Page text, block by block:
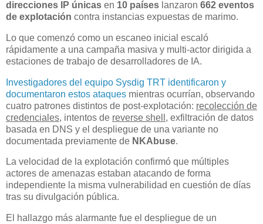
direcciones IP únicas en 10 países lanzaron 662 eventos
de explotación contra instancias expuestas de marimo.
Lo que comenzó como un escaneo inicial escaló
rápidamente a una campaña masiva y multi-actor dirigida a
estaciones de trabajo de desarrolladores de IA.
Investigadores del equipo Sysdig TRT identificaron y
documentaron estos ataques mientras ocurrían, observando
cuatro patrones distintos de post-explotación: recolección de
credenciales, intentos de reverse shell , exfiltración de datos
basada en DNS y el despliegue de una variante no
documentada previamente de NKAbuse.
La velocidad de la explotación confirmó que múltiples
actores de amenazas estaban atacando de forma
independiente la misma vulnerabilidad en cuestión de días
tras su divulgación pública.
El hallazgo más alarmante fue el despliegue de un